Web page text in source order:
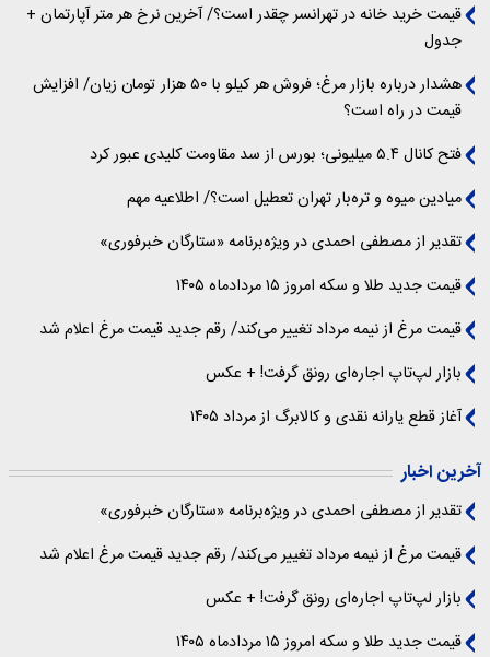
قیمت خرید خانه در تهرانسر چقدر است؟/ آخرین نرخ هر متر آپارتمان +
جدول
هشدار درباره بازار مرغ؛ فروش هر کیلو با ۵۰ هزار تومان زیان/ افزایش
قیمت در راه است؟
فتح کانال ۵.۴ میلیونی؛ بورس از سد مقاومت کلیدی عبور کرد
میادین میوه و تره‌بار تهران تعطیل است؟/ اطلاعیه مهم
تقدیر از مصطفی احمدی در ویژه‌برنامه «ستارگان خبرفوری»
قیمت جدید طلا و سکه امروز ۱۵ مردادماه ۱۴۰۵
قیمت مرغ از نیمه مرداد تغییر می‌کند/ رقم جدید قیمت مرغ اعلام شد
بازار لپ‌تاپ اجاره‌ای رونق گرفت! + عکس
آغاز قطع یارانه نقدی و کالابرگ از مرداد ۱۴۰۵
آخرین اخبار
تقدیر از مصطفی احمدی در ویژه‌برنامه «ستارگان خبرفوری»
قیمت مرغ از نیمه مرداد تغییر می‌کند/ رقم جدید قیمت مرغ اعلام شد
بازار لپ‌تاپ اجاره‌ای رونق گرفت! + عکس
قیمت جدید طلا و سکه امروز ۱۵ مردادماه ۱۴۰۵